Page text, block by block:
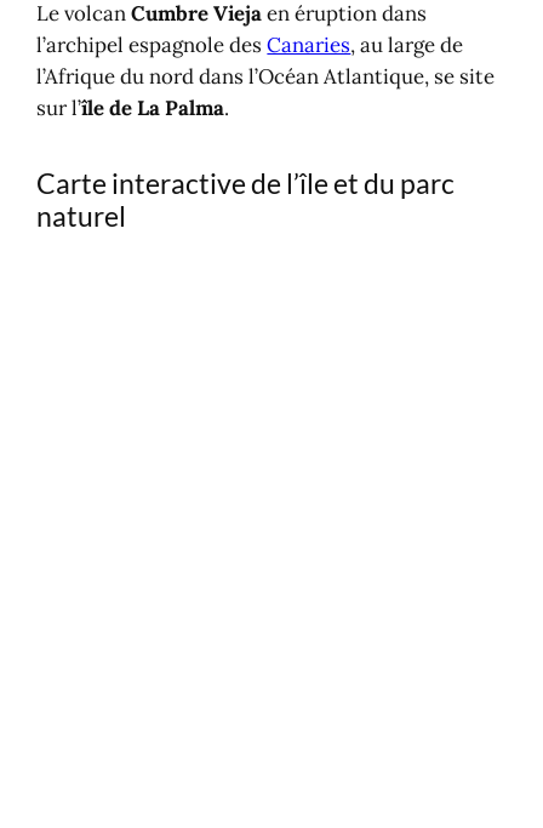
Le volcanCumbre Viejaen éruption dans
l’archipel espagnole desCanaries, au large de
l’Afrique du nord dans l’Océan Atlantique, se site
sur l’île de La Palma.
Carte interactive de l’île et du parc
naturel